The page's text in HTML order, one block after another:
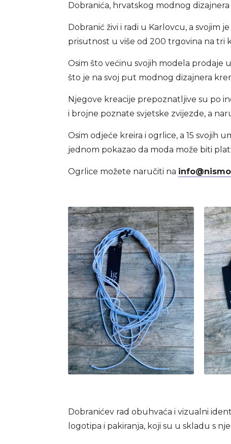
Dobranića, hrvatskog modnog dizajnera
Dobranić živi i radi u Karlovcu, a svojim
prisutnost u više od 200 trgovina na
Osim što većinu svojih modela prodaje
što je na svoj put modnog dizajnera
Njegove kreacije prepoznatljive su po
i brojne poznate svjetske zvijezde, a
Osim odjeće kreira i ogrlice, a 15 svojih
jednom pokazao da moda može biti
Ogrlice možete naručiti na
Dobranićev rad obuhvaća i vizualni
logotipa i pakiranja, koji su u skladu s